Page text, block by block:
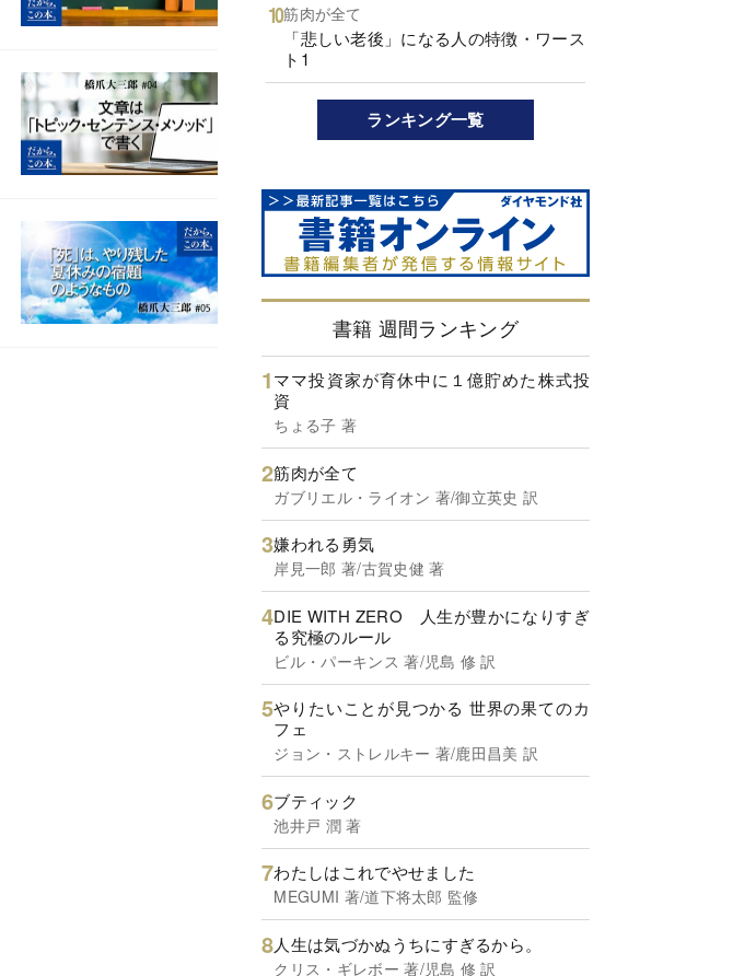
筋肉が全て
「悲しい老後」になる人の特徴・ワース
ト1
ランキング一覧
書籍 週間ランキング
ママ投資家が育休中に１億貯めた株式投
資
ちょる子 著
筋肉が全て
ガブリエル・ライオン 著/御立英史 訳
嫌われる勇気
岸見一郎 著/古賀史健 著
DIE WITH ZERO 人生が豊かになりすぎ
る究極のルール
ビル・パーキンス 著/児島 修 訳
やりたいことが見つかる 世界の果てのカ
フェ
ジョン・ストレルキー 著/鹿田昌美 訳
ブティック
池井戸 潤 著
わたしはこれでやせました
MEGUMI 著/道下将太郎 監修
人生は気づかぬうちにすぎるから。
クリス・ギレボー 著/児島 修 訳